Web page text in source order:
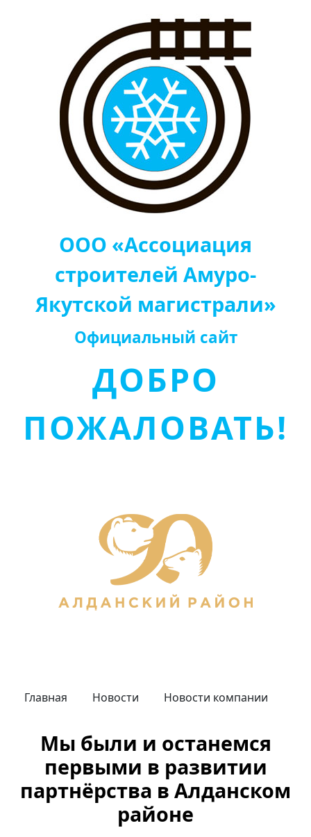
ООО «Ассоциация
строителей Амуро-
Якутской магистрали»
Официальный сайт
ДОБРО
ПОЖАЛОВАТЬ!
Главная Новости Новости компании
Мы были и останемся
первыми в развитии
партнёрства в Алданском
районе